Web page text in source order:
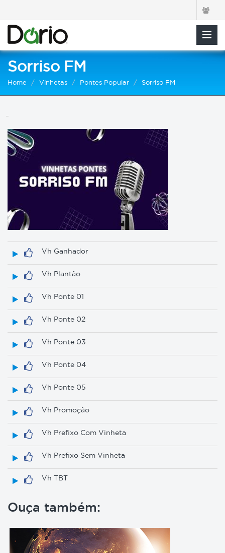
Sorriso FM
Home Vinhetas Pontes Popular Sorriso FM
Vh Ganhador
Vh Plantão
Vh Ponte 01
Vh Ponte 02
Vh Ponte 03
Vh Ponte 04
Vh Ponte 05
Vh Promoção
Vh Prefixo Com Vinheta
Vh Prefixo Sem Vinheta
Vh TBT
Ouça também: